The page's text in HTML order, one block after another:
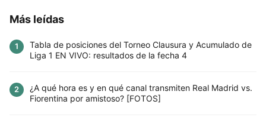
Más leídas
1
Tabla de posiciones del Torneo Clausura y Acumulado de
Liga 1 EN VIVO: resultados de la fecha 4
2
¿A qué hora es y en qué canal transmiten Real Madrid vs.
Fiorentina por amistoso? [FOTOS]